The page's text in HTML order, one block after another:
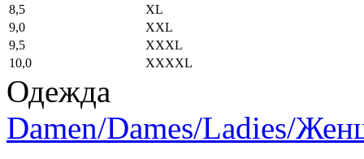
8,5
XL
9,0
XXL
9,5
XXXL
10,0
XXXXL
Одежда
Damen/Dames/Ladies/